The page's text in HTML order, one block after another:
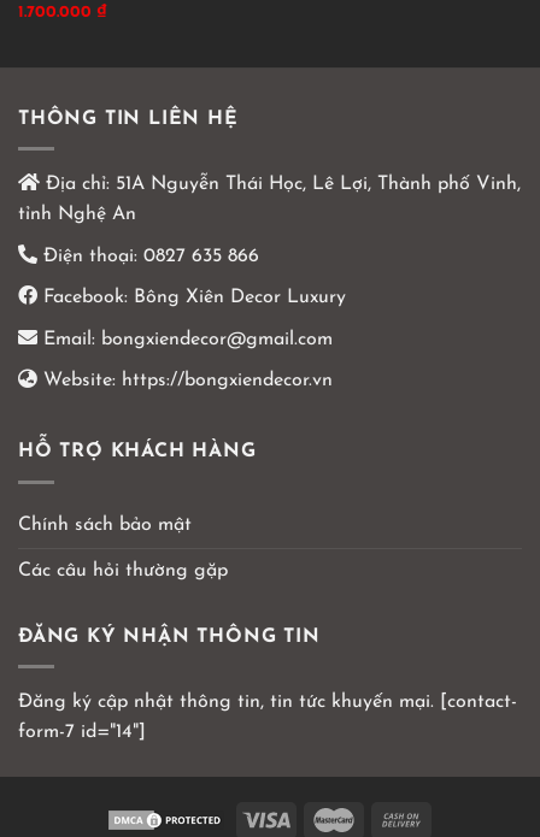
1.700.000 ₫
THÔNG TIN LIÊN HỆ
Địa chỉ: 51A Nguyễn Thái Học, Lê Lợi, Thành phố Vinh,
tỉnh Nghệ An
Điện thoại: 0827 635 866
Facebook: Bông Xiên Decor Luxury
Email: bongxiendecor@gmail.com
Website: https://bongxiendecor.vn
HỖ TRỢ KHÁCH HÀNG
Chính sách bảo mật
Các câu hỏi thường gặp
ĐĂNG KÝ NHẬN THÔNG TIN
Đăng ký cập nhật thông tin, tin tức khuyến mại. [contact-
form-7 id="14"]